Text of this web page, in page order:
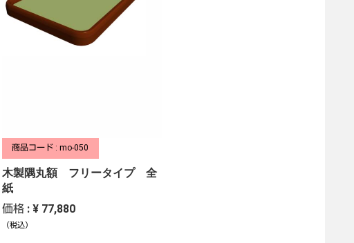
商品コード : mo-050
木製隅丸額 フリータイプ 全
紙
価格 : ¥ 77,880
（税込）